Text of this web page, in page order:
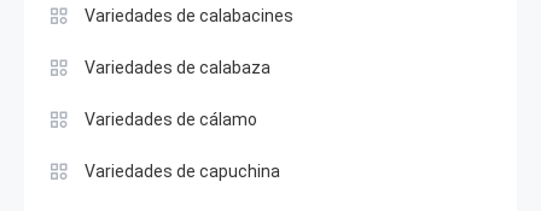
Variedades de calabacines
Variedades de calabaza
Variedades de cálamo
Variedades de capuchina